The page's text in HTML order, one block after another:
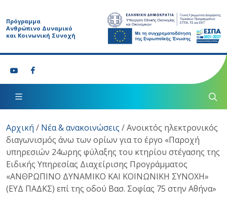
Πρόγραμμα
Ανθρώπινο Δυναμικό
και Κοινωνική Συνοχή
Αρχική / Νέα & ανακοινώσεις /Ανοικτός ηλεκτρονικός
διαγωνισμός άνω των ορίων για το έργο «Παροχή
υπηρεσιών 24ωρης φύλαξης του κτηρίου στέγασης της
Ειδικής Υπηρεσίας Διαχείρισης Προγράμματος
«ΑΝΘΡΩΠΙΝΟ ΔΥΝΑΜΙΚΟ ΚΑΙ ΚΟΙΝΩΝΙΚΗ ΣΥΝΟΧΗ»
(ΕΥΔ ΠΑΔΚΣ) επί της οδού Βασ. Σοφίας 75 στην Αθήνα»